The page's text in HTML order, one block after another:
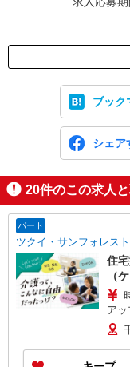
ブック
シェア
20件のこの求人
パート
ツクイ・サンフォレス
住
（
ア
円/